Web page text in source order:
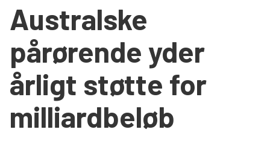
Tal og fakta
Om os
Vær med
Presse og politik
Australske
pårørende yder
årligt støtte for
milliardbeløb